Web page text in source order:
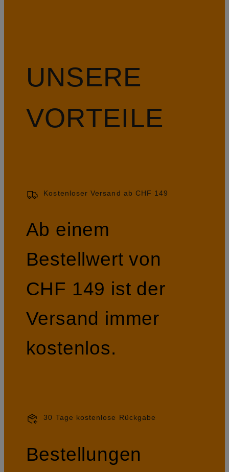
UNSERE
VORTEILE
Kostenloser Versand ab CHF 149
Ab einem
Bestellwert von
CHF 149 ist der
Versand immer
kostenlos.
30 Tage kostenlose Rückgabe
Bestellungen